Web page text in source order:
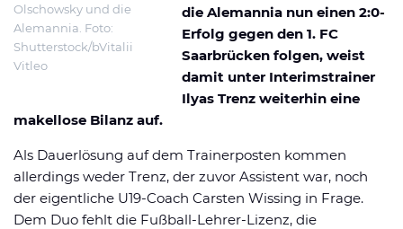
Olschowsky und die
Alemannia. Foto:
Shutterstock/bVitalii
Vitleo
die Alemannia nun einen 2:0-
Erfolg gegen den 1. FC
Saarbrücken folgen, weist
damit unter Interimstrainer
Ilyas Trenz weiterhin eine
makellose Bilanz auf.
Als Dauerlösung auf dem Trainerposten kommen
allerdings weder Trenz, der zuvor Assistent war, noch
der eigentliche U19-Coach Carsten Wissing in Frage.
Dem Duo fehlt die Fußball-Lehrer-Lizenz, die